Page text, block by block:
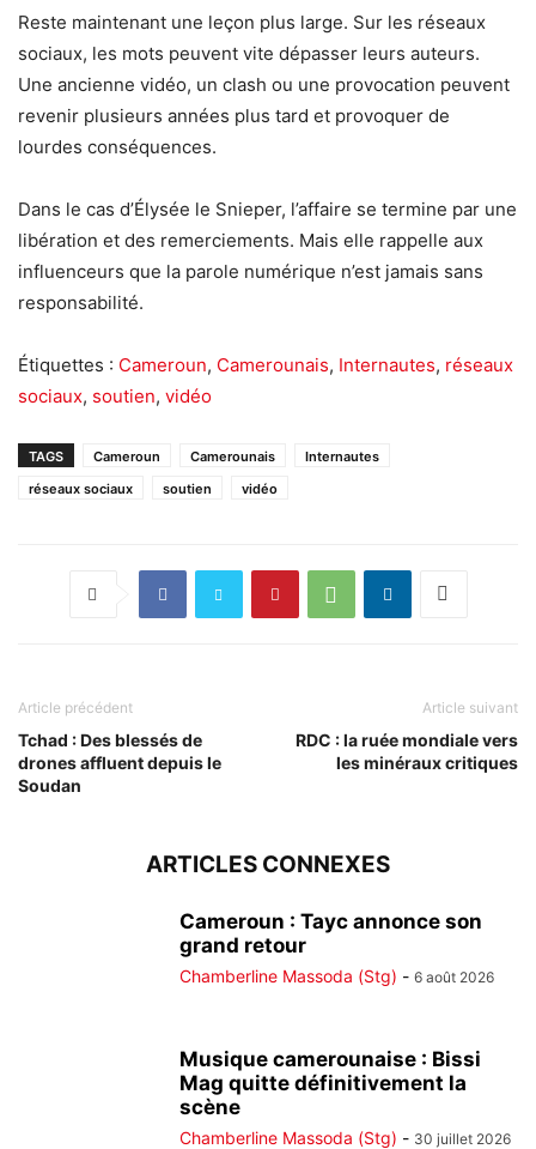
Reste maintenant une leçon plus large. Sur les réseaux
sociaux, les mots peuvent vite dépasser leurs auteurs.
Une ancienne vidéo, un clash ou une provocation peuvent
revenir plusieurs années plus tard et provoquer de
lourdes conséquences.
Dans le cas d’Élysée le Snieper, l’affaire se termine par une
libération et des remerciements. Mais elle rappelle aux
influenceurs que la parole numérique n’est jamais sans
responsabilité.
Étiquettes : Cameroun, Camerounais, Internautes, réseaux
sociaux, soutien, vidéo
TAGS Cameroun Camerounais
Internautes
réseaux sociaux
soutien vidéo
Article précédent
Tchad : Des blessés de
drones affluent depuis le
Soudan
Article suivant
RDC : la ruée mondiale vers
les minéraux critiques
ARTICLES CONNEXES
Cameroun : Tayc annonce son
grand retour
Chamberline Massoda (Stg) - 6 août 2026
Musique camerounaise : Bissi
Mag quitte définitivement la
scène
Chamberline Massoda (Stg) - 30 juillet 2026